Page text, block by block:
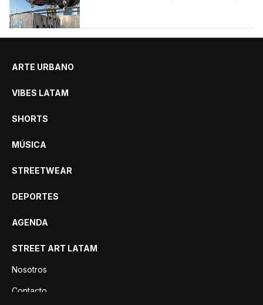
ARTE URBANO
VIBES LATAM
SHORTS
MÚSICA
STREETWEAR
DEPORTES
AGENDA
STREET ART LATAM
Nosotros
Contacto